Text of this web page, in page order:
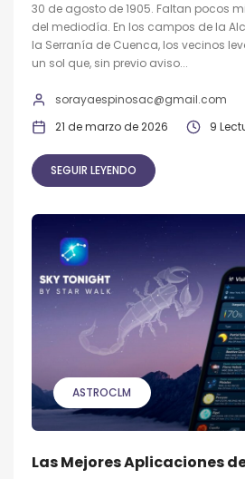
30 de agosto de 1905. Faltan pocos
del mediodía. En los campos de la
la Serranía de Cuenca, los vecinos
un sol que, sin previo aviso...
sorayaespinosac@gmail.com
21 de marzo de 2026
9
SEGUIR LEYENDO
ASTROCLM
Las Mejores Aplicaciones